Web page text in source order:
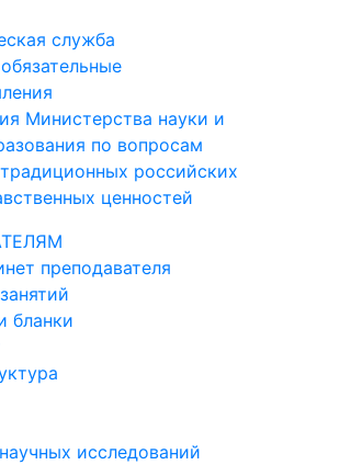
служба
Министерства науки и
по вопросам
российских
ценностей
преподавателя
бланки
исследований